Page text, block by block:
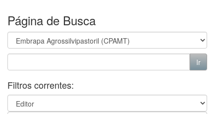
Página de Busca
Filtros correntes: